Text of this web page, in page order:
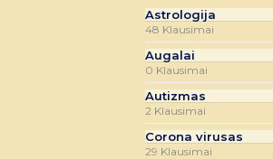
Astrologija
48 Klausimai
Augalai
0 Klausimai
Autizmas
2 Klausimai
Corona virusas
29 Klausimai